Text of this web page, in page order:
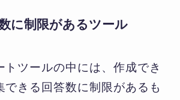
に制限があるツール
トツールの中には、作成でき
できる回答数に制限があるも